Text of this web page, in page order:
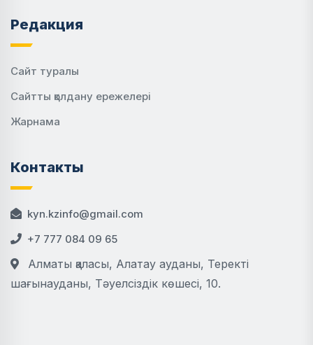
Редакция
Сайт туралы
Сайтты қолдану ережелері
Жарнама
Контакты
kyn.kzinfo@gmail.com
+7 777 084 09 65
Алматы қаласы, Алатау ауданы, Теректі
шағынауданы, Тәуелсіздік көшесі, 10.